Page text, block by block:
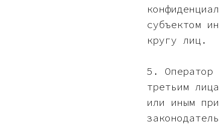
субъектом
кругу лиц.
5. Оператор
третьим
или иным